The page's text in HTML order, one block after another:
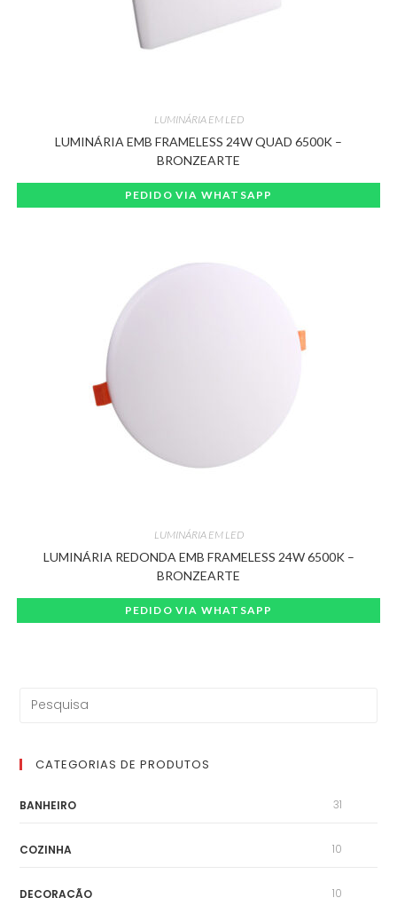
LUMINÁRIA EM LED
LUMINÁRIA EMB FRAMELESS 24W QUAD 6500K –
BRONZEARTE
PEDIDO VIA WHATSAPP
LUMINÁRIA EM LED
LUMINÁRIA REDONDA EMB FRAMELESS 24W 6500K –
BRONZEARTE
PEDIDO VIA WHATSAPP
CATEGORIAS DE PRODUTOS
BANHEIRO 31
COZINHA 10
DECORAÇÃO 10